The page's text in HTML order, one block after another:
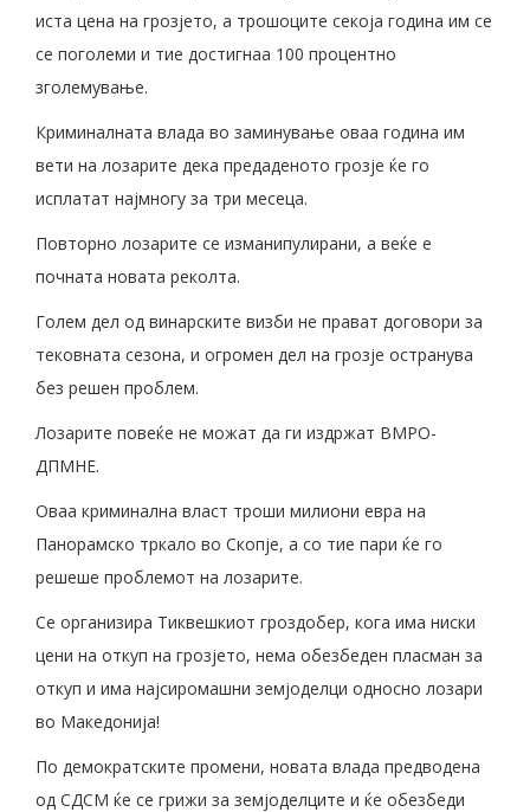
иста цена на грозјето, а трошоците секоја година им се
се поголеми и тие достигнаа 100 процентно
зголемување.
Криминалната влада во заминување оваа година им
вети на лозарите дека предаденото грозје ќе го
исплатат најмногу за три месеца.
Повторно лозарите се изманипулирани, а веќе е
почната новата реколта.
Голем дел од винарските визби не прават договори за
тековната сезона, и огромен дел на грозје остранува
без решен проблем.
Лозарите повеќе не можат да ги издржат ВМРО-
ДПМНЕ.
Оваа криминална власт троши милиони евра на
Панорамско тркало во Скопје, а со тие пари ќе го
решеше проблемот на лозарите.
Се организира Тиквешкиот гроздобер, кога има ниски
цени на откуп на грозјето, нема обезбеден пласман за
откуп и има најсиромашни земјоделци односно лозари
во Македонија!
По демократските промени, новата влада предводена
од СДСМ ќе се грижи за земјоделците и ќе обезбеди